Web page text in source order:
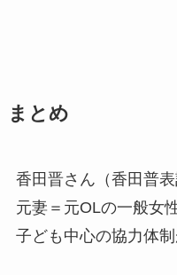
まとめ
香田晋さん（香田普表
元妻＝元OLの一般女
子ども中心の協力体制